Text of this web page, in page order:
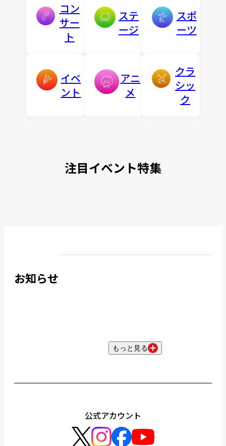
コン
サー
ト
ステ
ージ
スポ
ーツ
イベ
ント
アニ
メ
クラ
シッ
ク
注目イベント特集
お知らせ
もっと見る
公式アカウント